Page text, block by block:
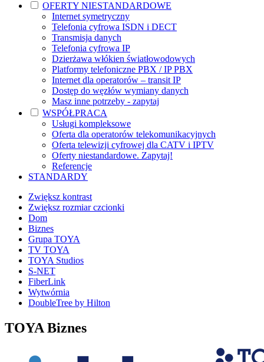
OFERTY NIESTANDARDOWE
Internet symetryczny
Telefonia cyfrowa ISDN i DECT
Transmisja danych
Telefonia cyfrowa IP
Dzierżawa włókien światłowodowych
Platformy telefoniczne PBX / IP PBX
Internet dla operatorów – transit IP
Dostęp do węzłów wymiany danych
Masz inne potrzeby - zapytaj
WSPÓŁPRACA
Usługi kompleksowe
Oferta dla operatorów telekomunikacyjnych
Oferta telewizji cyfrowej dla CATV i IPTV
Oferty niestandardowe. Zapytaj!
Referencje
STANDARDY
Zwiększ kontrast
Zwiększ rozmiar czcionki
Dom
Biznes
Grupa TOYA
TV TOYA
TOYA Studios
S-NET
FiberLink
Wytwórnia
DoubleTree by Hilton
TOYA Biznes